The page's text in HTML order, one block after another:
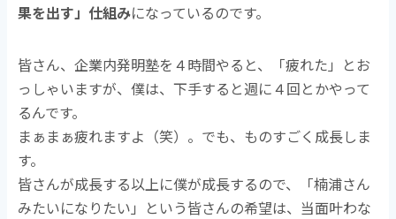
果を出す」仕組みになっているのです。
皆さん、企業内発明塾を４時間やると、「疲れた」とお
っしゃいますが、僕は、下手すると週に４回とかやって
るんです。
まぁまぁ疲れますよ（笑）。でも、ものすごく成長しま
す。
皆さんが成長する以上に僕が成長するので、「楠浦さん
みたいになりたい」という皆さんの希望は、当面叶わな